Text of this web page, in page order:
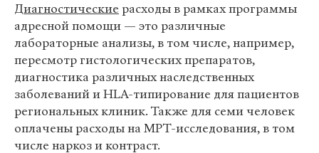
Диагностические расходы в рамках программы
адресной помощи — это различные
лабораторные анализы, в том числе, например,
пересмотр гистологических препаратов,
диагностика различных наследственных
заболеваний и HLA-типирование для пациентов
региональных клиник. Также для семи человек
оплачены расходы на МРТ-исследования, в том
числе наркоз и контраст.